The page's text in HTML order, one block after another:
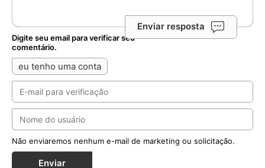
Enviar resposta
Digite seu email para verificar seu
comentário.
eu tenho uma conta
Não enviaremos nenhum e-mail de marketing ou solicitação.
Enviar